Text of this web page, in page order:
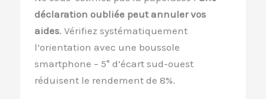
déclaration oubliée peut annuler vos
aides. Vérifiez systématiquement
l’orientation avec une boussole
smartphone – 5° d’écart sud-ouest
réduisent le rendement de 8%.